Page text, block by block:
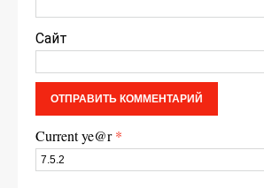
Сайт
Current ye@r*